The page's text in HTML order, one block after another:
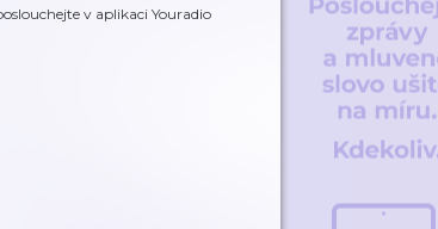
v aplikaci Youradio